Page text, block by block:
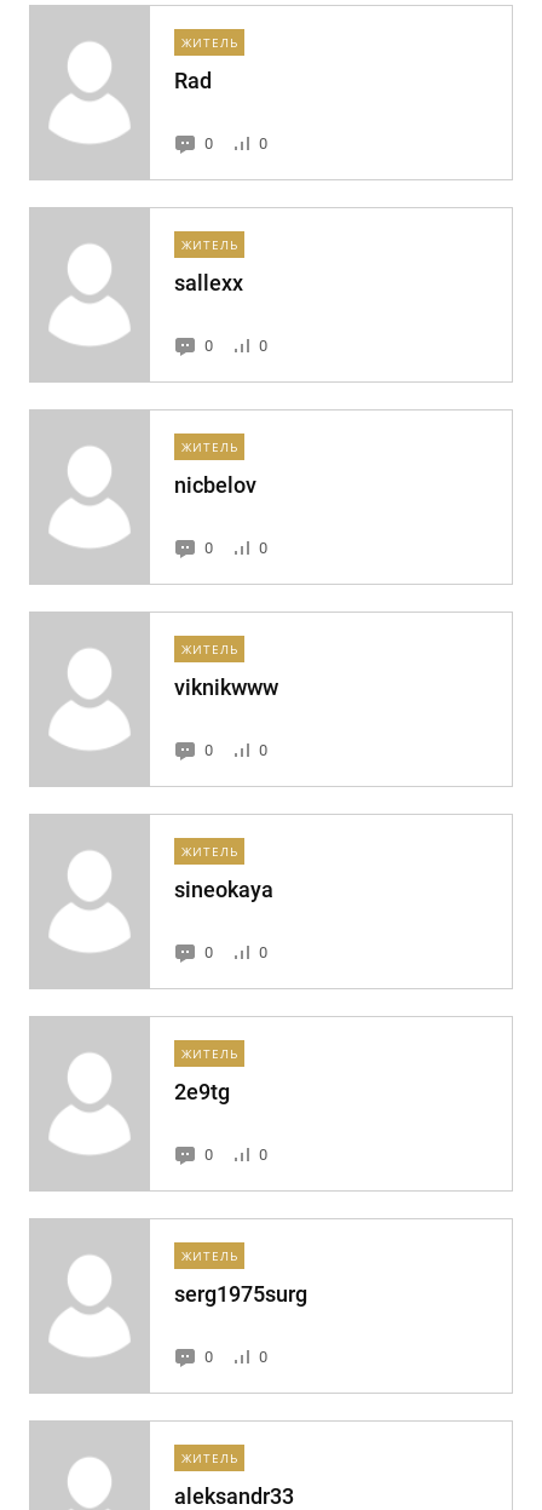
ЖИТЕЛЬ
Rad
0 0
ЖИТЕЛЬ
sallexx
0 0
ЖИТЕЛЬ
nicbelov
0 0
ЖИТЕЛЬ
viknikwww
0 0
ЖИТЕЛЬ
sineokaya
0 0
ЖИТЕЛЬ
2e9tg
0 0
ЖИТЕЛЬ
serg1975surg
0 0
ЖИТЕЛЬ
aleksandr33